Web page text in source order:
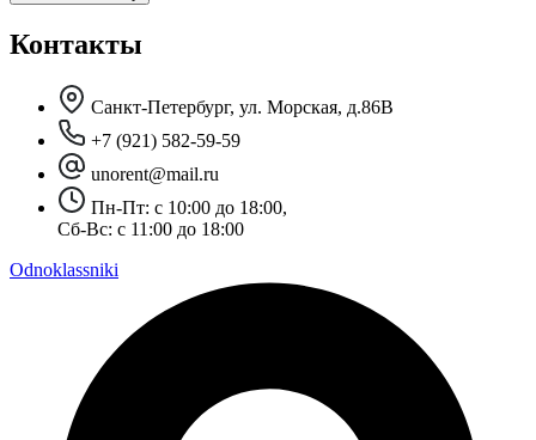
Контакты
Санкт-Петербург, ул. Морская, д.86В
+7 (921) 582-59-59
unorent@mail.ru
Пн-Пт: с 10:00 до 18:00,
Сб-Вс: с 11:00 до 18:00
Odnoklassniki